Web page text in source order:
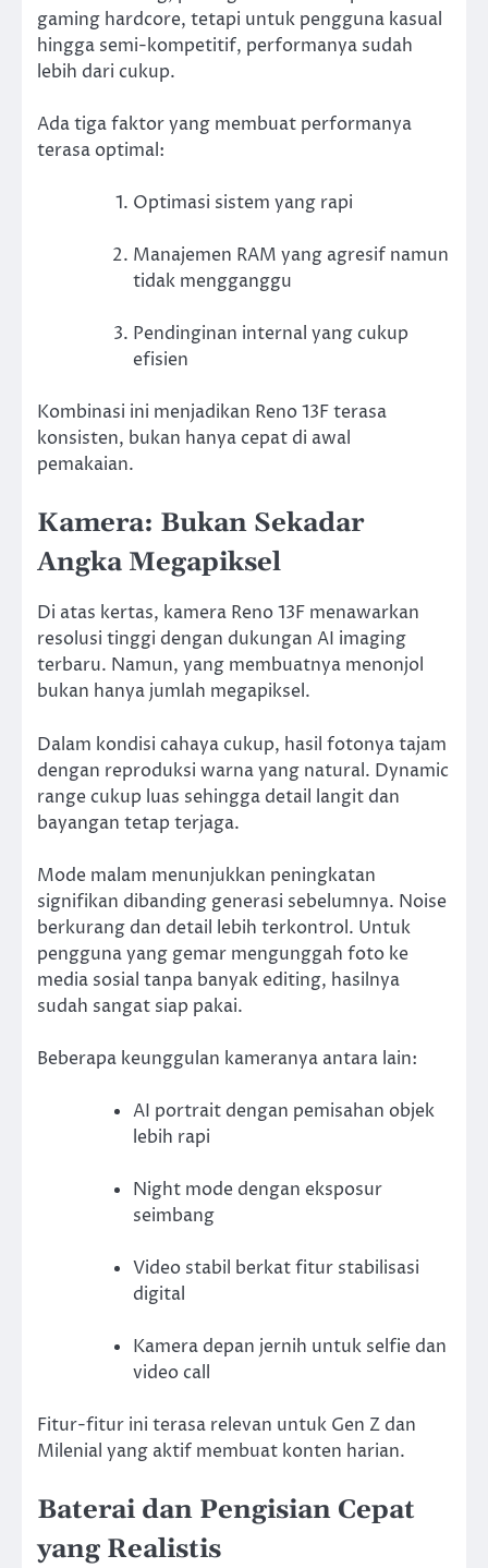
gaming hardcore, tetapi untuk pengguna kasual
hingga semi-kompetitif, performanya sudah
lebih dari cukup.
Ada tiga faktor yang membuat performanya
terasa optimal:
Optimasi sistem yang rapi
Manajemen RAM yang agresif namun
tidak mengganggu
Pendinginan internal yang cukup
efisien
Kombinasi ini menjadikan Reno 13F terasa
konsisten, bukan hanya cepat di awal
pemakaian.
Kamera: Bukan Sekadar
Angka Megapiksel
Di atas kertas, kamera Reno 13F menawarkan
resolusi tinggi dengan dukungan AI imaging
terbaru. Namun, yang membuatnya menonjol
bukan hanya jumlah megapiksel.
Dalam kondisi cahaya cukup, hasil fotonya tajam
dengan reproduksi warna yang natural. Dynamic
range cukup luas sehingga detail langit dan
bayangan tetap terjaga.
Mode malam menunjukkan peningkatan
signifikan dibanding generasi sebelumnya. Noise
berkurang dan detail lebih terkontrol. Untuk
pengguna yang gemar mengunggah foto ke
media sosial tanpa banyak editing, hasilnya
sudah sangat siap pakai.
Beberapa keunggulan kameranya antara lain:
AI portrait dengan pemisahan objek
lebih rapi
Night mode dengan eksposur
seimbang
Video stabil berkat fitur stabilisasi
digital
Kamera depan jernih untuk selfie dan
video call
Fitur-fitur ini terasa relevan untuk Gen Z dan
Milenial yang aktif membuat konten harian.
Baterai dan Pengisian Cepat
yang Realistis